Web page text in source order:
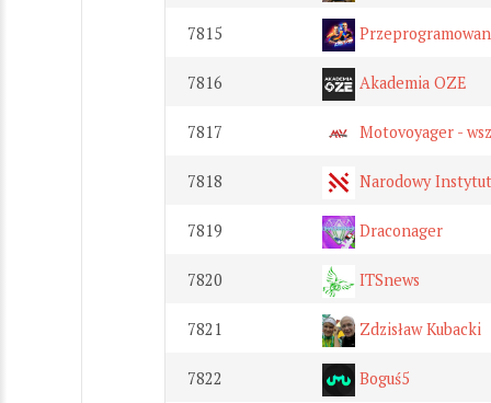
7815
7816 Akademia OZE
7817 Motovoyager -
7818 Narodowy
7819 Draconager
7820 ITSnews
7821 Zdzisław Kubacki
7822 Boguś5